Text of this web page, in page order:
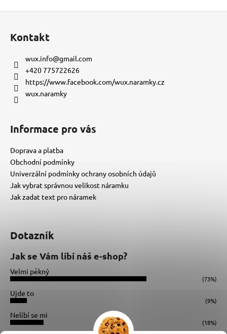
Kontakt
wux.info@gmail.com
+420 775722626
https://www.facebook.com/wux.naramky.cz
wux.naramky
Informace pro vás
Doprava a platba
Obchodní podmínky
Univerzální podmínky ochrany osobních údajů
Jak vybrat správnou velikost náramku
Jak zadat text pro náramek
Dotazník
Jak se Vám líbí náš e-shop?
Velmi pěkný
(73%)
Ujde to
(9%)
Nelíbí se mi
(18%)